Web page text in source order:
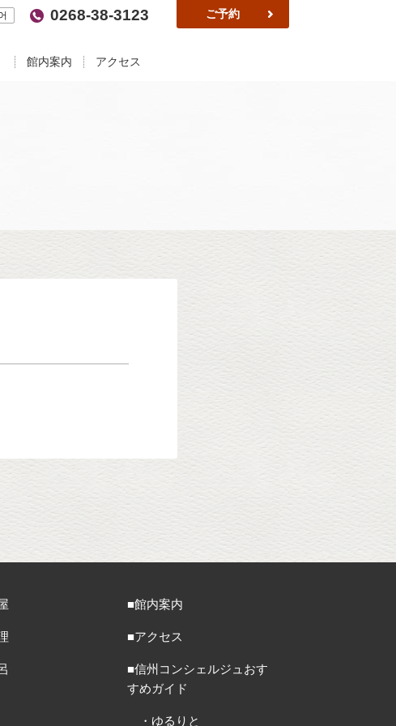
ご予約
0268-38-3123
館内案内 アクセス
■館内案内
■アクセス
■信州コンシェルジュおす
すめガイド
・ゆるりと